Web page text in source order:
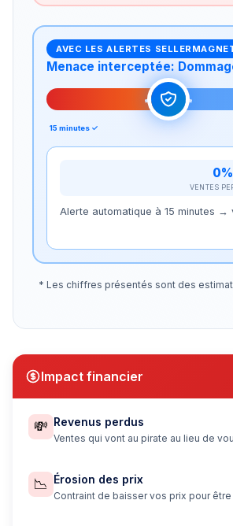
AVEC LES ALERTES
Menace interceptée:
15 minutes ✓
0%
VENTES
Alerte automatique à 15 minutes
* Les chiffres présentés sont des
Impact financier
💸 Revenus perdus
Ventes qui vont au pirate au lieu de
📉 Érosion des prix
Contraint de baisser vos prix pour